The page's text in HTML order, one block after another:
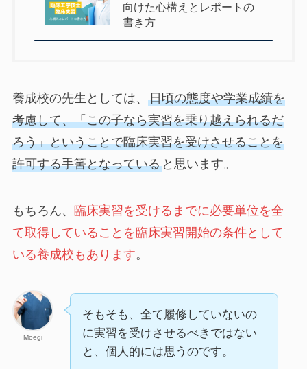
向けた心構えとレポートの
書き方
養成校の先生としては、 日頃の態度や学業成績を
考慮して、「この子なら実習を乗り越えられるだ
ろう」ということで臨床実習を受けさせることを
許可する手筈となっていると思います。
もちろん、
臨床実習を受けるまでに必要単位を全
て取得していることを臨床実習開始の条件として
いる養成校もあります。
Moegi
そもそも、全て履修していないの
に実習を受けさせるべきではない
と、個人的には思うのです。